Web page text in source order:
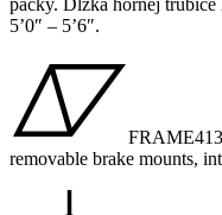
páčky. Dĺžka hornej trubice
5’0″ – 5’6″.
FRAME
removable brake mounts,